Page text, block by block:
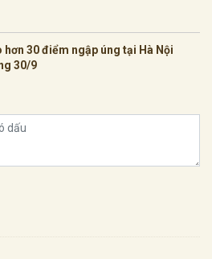
hơn 30 điểm ngập úng tại Hà Nội
30/9